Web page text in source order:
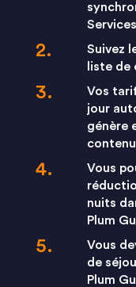
Suivez
liste de
Vos
jour
génère
Vous
nuits
Plum
Vous
de
Plum